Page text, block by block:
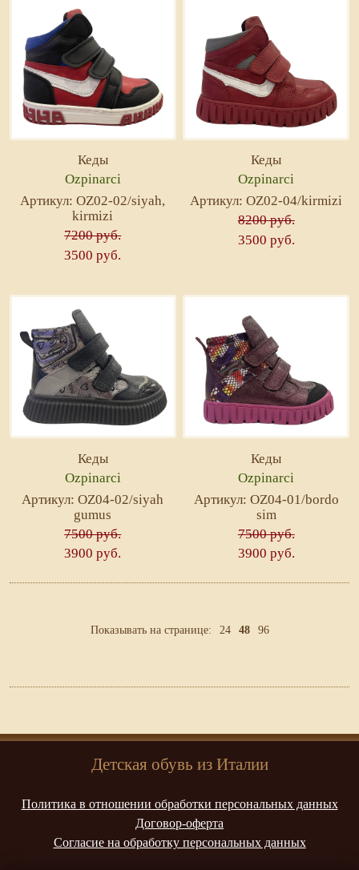
Кеды
Ozpinarci
Артикул: OZ02-02/siyah,
kirmizi
7200 руб.
3500 руб.
Кеды
Ozpinarci
Артикул: OZ02-04/kirmizi
8200 руб.
3500 руб.
Кеды
Ozpinarci
Артикул: OZ04-02/siyah
gumus
7500 руб.
3900 руб.
Кеды
Ozpinarci
Артикул: OZ04-01/bordo
sim
7500 руб.
3900 руб.
Показывать на странице: 24 48 96
Детская обувь из Италии
Политика в отношении обработки персональных данных
Договор-оферта
Согласие на обработку персональных данных